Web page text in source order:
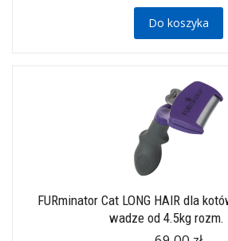
Do koszyka
FURminator Cat LONG HAIR dla
wadze od 4.5kg